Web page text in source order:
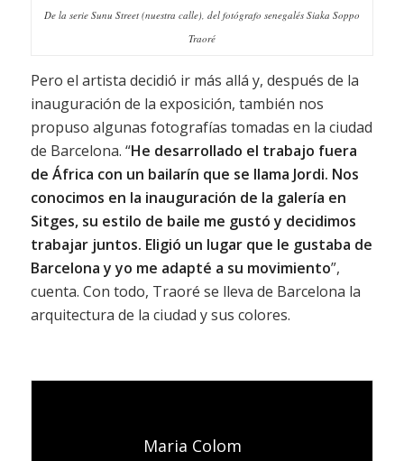
De la serie Sunu Street (nuestra calle), del fotógrafo senegalés Siaka Soppo
Traoré
Pero el artista decidió ir más allá y, después de la
inauguración de la exposición, también nos
propuso algunas fotografías tomadas en la ciudad
de Barcelona. “He desarrollado el trabajo fuera
de África con un bailarín que se llama Jordi. Nos
conocimos en la inauguración de la galería en
Sitges, su estilo de baile me gustó y decidimos
trabajar juntos. Eligió un lugar que le gustaba de
Barcelona y yo me adapté a su movimiento”,
cuenta. Con todo, Traoré se lleva de Barcelona la
arquitectura de la ciudad y sus colores.
Maria Colom